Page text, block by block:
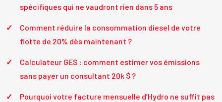
spécifiques qui ne vaudront rien dans 5 ans
Comment réduire la consommation diesel de votre
flotte de 20% dès maintenant ?
Calculateur GES : comment estimer vos émissions
sans payer un consultant 20k $ ?
Pourquoi votre facture mensuelle d’Hydro ne suffit pas